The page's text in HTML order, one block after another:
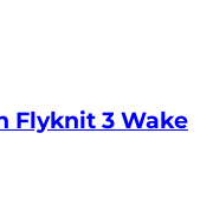
Flyknit 3 Wake